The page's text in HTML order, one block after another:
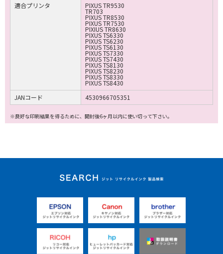
適合プリンタ
PIXUS TR9530
TR703
PIXUS TR8530
PIXUS TR7530
PIXIUS TR8630
PIXUS TS6330
PIXUS TS6230
PIXUS TS6130
PIXUS TS7330
PIXUS TS7430
PIXUS TS8130
PIXUS TS8230
PIXUS TS8330
PIXUS TS8430
JANコード
4530966705351
※良好な印刷結果を得るために、開封後6ヶ月以内に使い切って下さい。
ジット リサイクルイ
ンク 製品検索